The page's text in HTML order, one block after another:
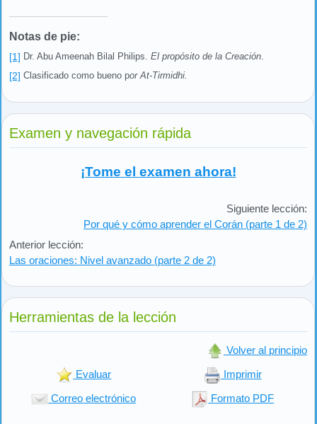
Notas de pie:
[1] Dr. Abu Ameenah Bilal Philips. El propósito de la Creación.
[2] Clasificado como bueno por At-Tirmidhi.
Examen y navegación rápida
¡Tome el examen ahora!
Anterior lección:
Las oraciones: Nivel avanzado (parte 2 de 2)
Siguiente lección:
Por qué y cómo aprender el Corán (parte 1 de 2)
Herramientas de la lección
Volver al principio
Evaluar Imprimir
Correo electrónico Formato PDF